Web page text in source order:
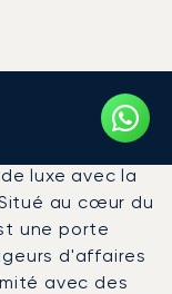
de/vers
luxe avec la
au cœur du
une porte
d'affaires
avec des